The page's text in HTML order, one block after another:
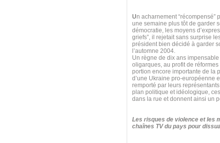
Un acharnement
une semaine plus tôt de garder
démocratie, les moyens
griefs”, il rejetait sans surprise
président bien décidé à garder
l’automne 2004.
Un règne de dix ans
oligarques, au profit de
portion encore importante de la
d’une Ukraine pro-européenne
remporté par leurs
plan politique et idéologique,
dans la rue et donnent ainsi un
Les risques de violence et les
chaînes TV du pays pour